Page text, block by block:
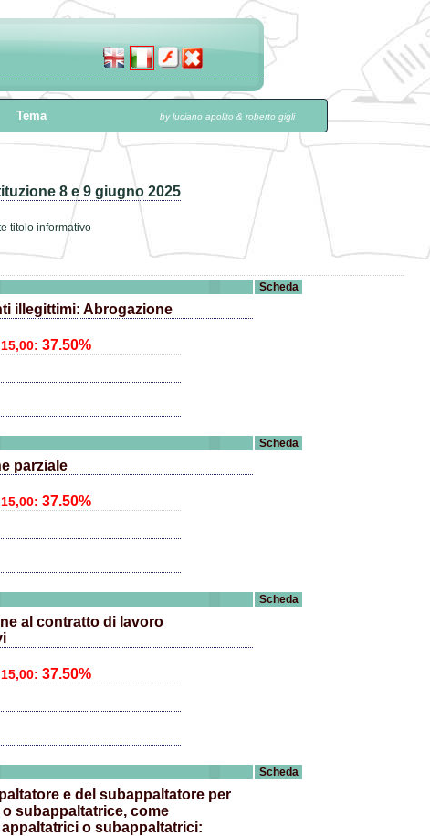
Tema by luciano apolito & roberto gigli
8 e 9 giugno 2025
titolo informativo
Scheda
illegittimi: Abrogazione
37.50%
Scheda
parziale
37.50%
Scheda
al contratto di lavoro
37.50%
Scheda
e del subappaltatore per
subappaltatrice, come
o subappaltatrici: